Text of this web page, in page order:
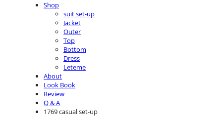
Shop
suit set-up
Jacket
Outer
Top
Bottom
Dress
Leteme
About
Look Book
Review
Q & A
1769 casual set-up